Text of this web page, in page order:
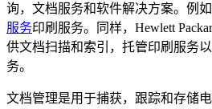
询，文档服务和软件解决方案。例
服务印刷服务。同样，Hewlett
供文档扫描和索引，托管印刷服务
务。
文档管理是用于捕获，跟踪和存储